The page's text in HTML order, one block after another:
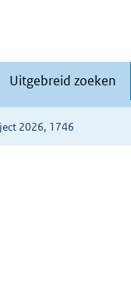
Uitgebreid zoeken
2026, 1746